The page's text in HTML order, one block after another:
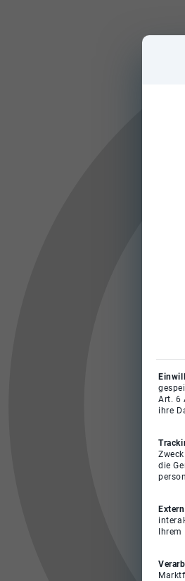
Art. 6
ihre
die